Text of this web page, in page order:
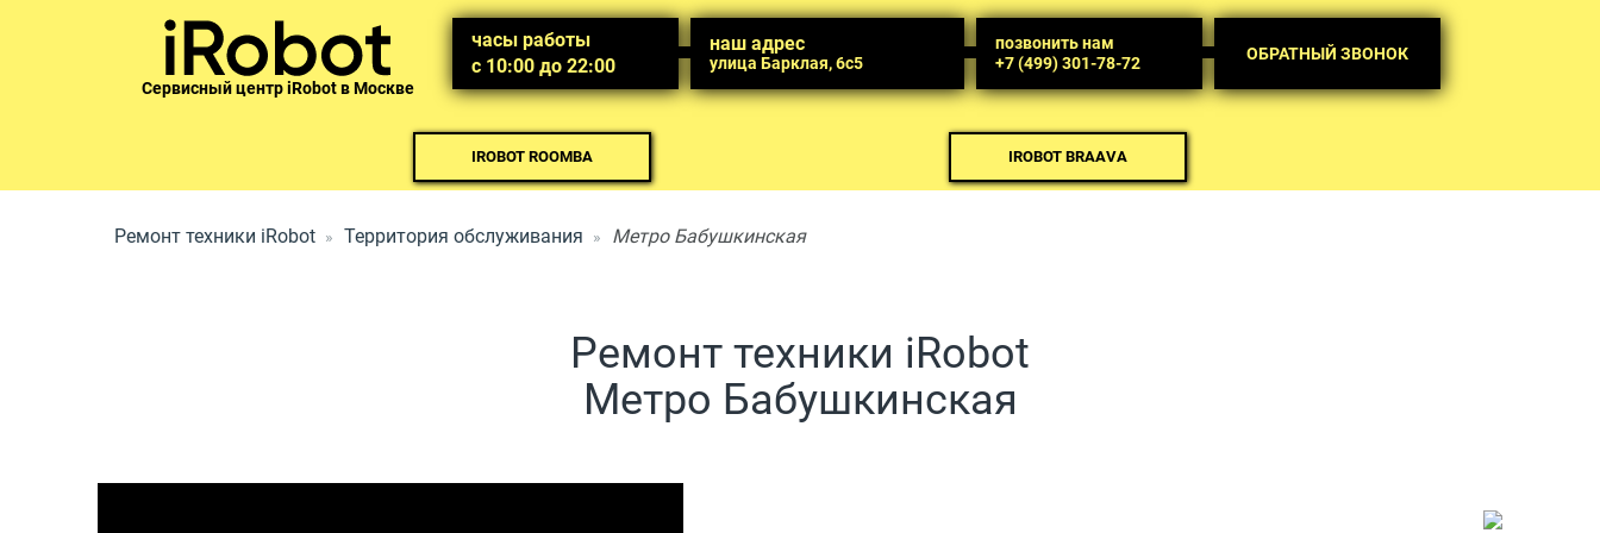
Сервисный центр iRobot в Москве
часы работы
с 10:00 до 22:00
наш адрес
улица Барклая, 6с5
позвонить нам
+7 (499) 301-78-72
ОБРАТНЫЙ ЗВОНОК
IROBOT ROOMBA IROBOT BRAAVA
Ремонт техники iRobot Территория обслуживания Метро Бабушкинская
Ремонт техники iRobot
Метро Бабушкинская